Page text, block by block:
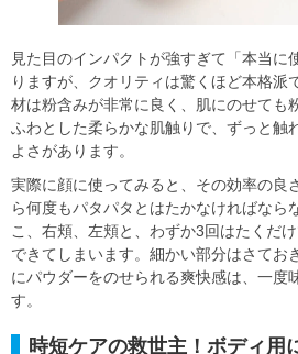
見た目のインパクトが強すぎて「本当に
りますが、クオリティは驚くほど本格派
材は粉含みが非常に良く、肌にのせても
ふわとした柔らかな肌触りで、ずっと触
よさがあります。
実際に顔に使ってみると、その効率の良
ら何度もパタパタとはたかなければなら
こ、右頬、左頬と、わずか3回はたくだ
できてしまいます。細かい部分はさてお
にパウダーをのせられる爽快感は、一度
す。
時短ケアの救世主！ボディ用